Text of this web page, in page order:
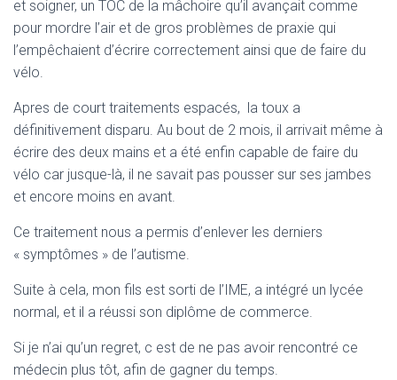
et soigner, un TOC de la mâchoire qu’il avançait comme
pour mordre l’air et de gros problèmes de praxie qui
l’empêchaient d’écrire correctement ainsi que de faire du
vélo.
Apres de court traitements espacés, la toux a
définitivement disparu. Au bout de 2 mois, il arrivait même à
écrire des deux mains et a été enfin capable de faire du
vélo car jusque-là, il ne savait pas pousser sur ses jambes
et encore moins en avant.
Ce traitement nous a permis d’enlever les derniers
« symptômes » de l’autisme.
Suite à cela, mon fils est sorti de l’IME, a intégré un lycée
normal, et il a réussi son diplôme de commerce.
Si je n’ai qu’un regret, c est de ne pas avoir rencontré ce
médecin plus tôt, afin de gagner du temps.